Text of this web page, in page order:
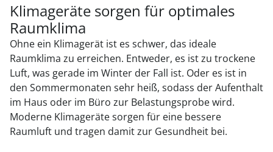
Klimageräte sorgen für optimales
Raumklima
Ohne ein Klimagerät ist es schwer, das ideale
Raumklima zu erreichen. Entweder, es ist zu trockene
Luft, was gerade im Winter der Fall ist. Oder es ist in
den Sommermonaten sehr heiß, sodass der Aufenthalt
im Haus oder im Büro zur Belastungsprobe wird.
Moderne Klimageräte sorgen für eine bessere
Raumluft und tragen damit zur Gesundheit bei.